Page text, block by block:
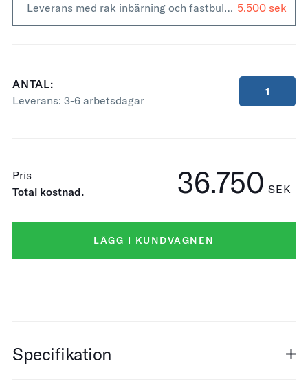
Leverans med rak inbärning och fastbultning + 5.500
ANTAL:
Leverans: 3-6 arbetsdagar
Pris
Total kostnad.
36.750 SEK
LÄGG I KUNDVAGNEN
Specifikation